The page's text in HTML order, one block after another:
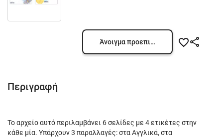
Άνοιγμα προεπισκόπησης
Περιγραφή
Το αρχείο αυτό περιλαμβάνει 6 σελίδες με 4 ετικέτες στην
κάθε μία. Υπάρχουν 3 παραλλαγές: στα Αγγλικά, στα